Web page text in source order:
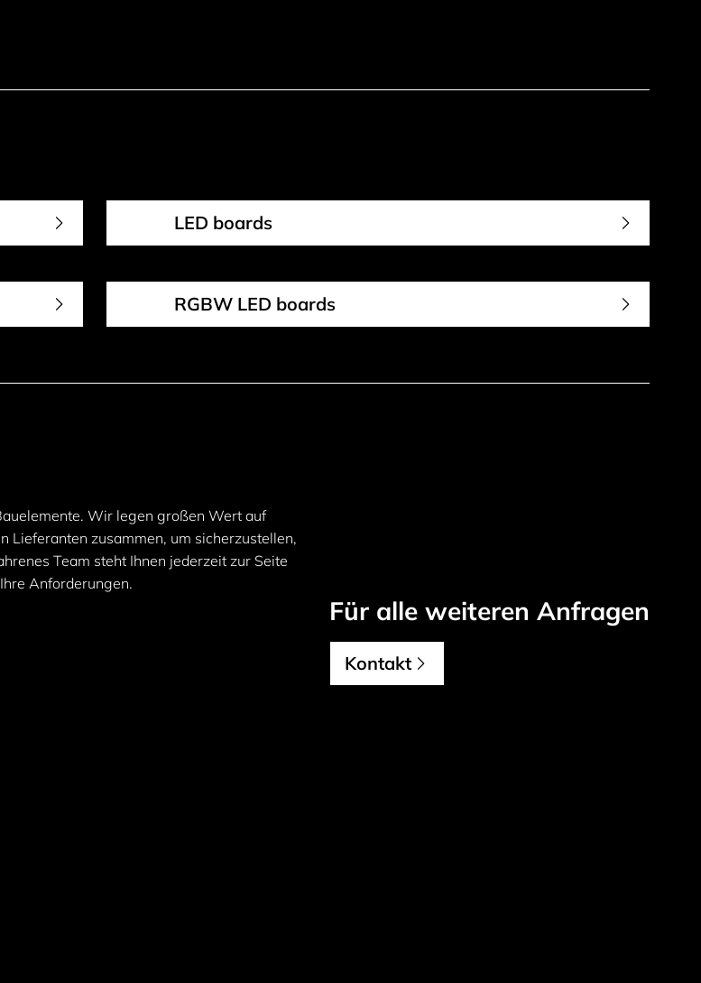
LED boards
RGBW LED boards
Wir legen großen Wert auf
Lieferanten zusammen, um sicherzustellen,
Team steht Ihnen jederzeit zur Seite
Anforderungen.
Für alle weiteren Anfragen
Kontakt